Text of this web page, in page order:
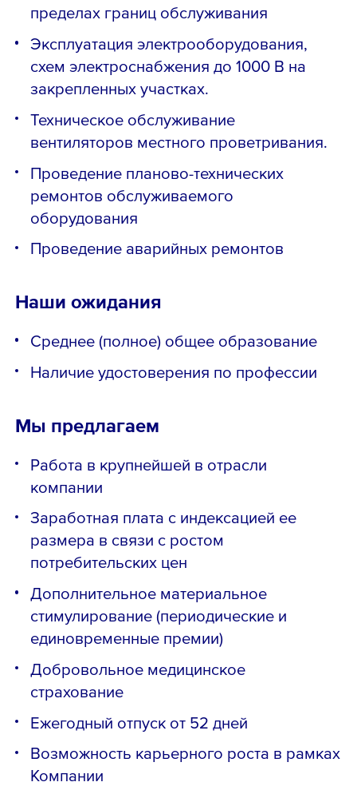
пределах границ обслуживания
Эксплуатация электрооборудования,
схем электроснабжения до 1000 В на
закрепленных участках.
Техническое обслуживание
вентиляторов местного проветривания.
Проведение планово-технических
ремонтов обслуживаемого
оборудования
Проведение аварийных ремонтов
Наши ожидания
Среднее (полное) общее образование
Наличие удостоверения по профессии
Мы предлагаем
Работа в крупнейшей в отрасли
компании
Заработная плата с индексацией ее
размера в связи с ростом
потребительских цен
Дополнительное материальное
стимулирование (периодические и
единовременные премии)
Добровольное медицинское
страхование
Ежегодный отпуск от 52 дней
Возможность карьерного роста в рамках
Компании